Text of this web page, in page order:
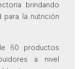
brindando
la nutrición
60 productos
a nivel